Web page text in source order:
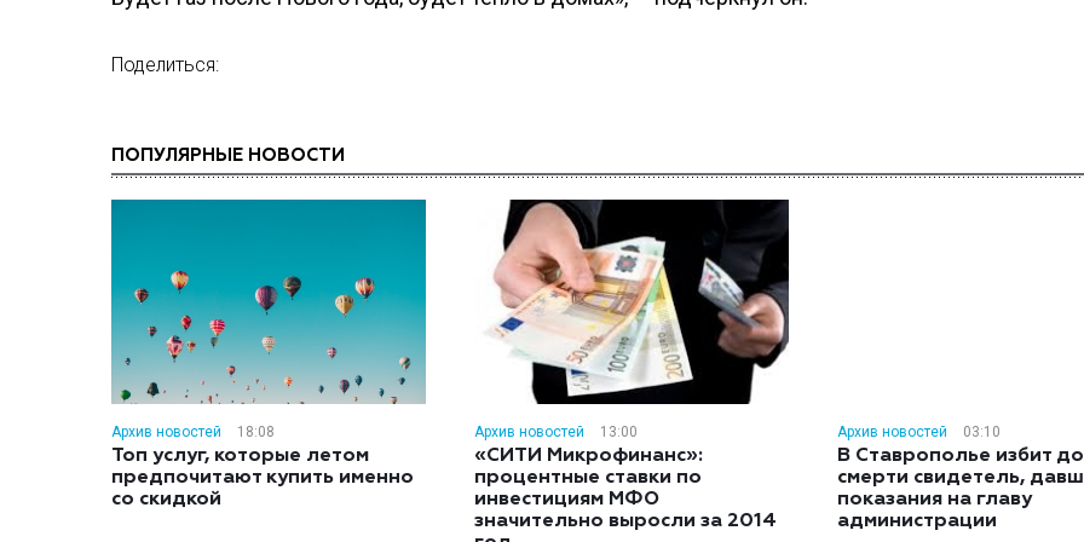
Поделиться:
ПОПУЛЯРНЫЕ НОВОСТИ
Архив новостей 18:08
Топ услуг, которые летом
предпочитают купить именно
со скидкой
Архив новостей 13:00
«СИТИ Микрофинанс»:
процентные ставки по
инвестициям МФО
значительно выросли за 2014
Архив новостей 03:10
В Ставрополье избит до
смерти свидетель,
показания на главу
администрации